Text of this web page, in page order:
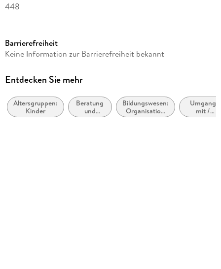
448
Autor/Autorin
Verlag/Hersteller
Produktart
gebunden
Barrierefreiheit
Keine Information zur Barrierefreiheit bekannt
Entdecken Sie mehr
Altersgruppen:
Kinder
Beratung
und
Betreuung
Bildungswesen:
Organisation
und Verwaltung
Umgang
mit /
Ratgeber